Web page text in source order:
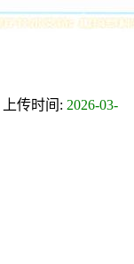
上传时间: 2026-03-